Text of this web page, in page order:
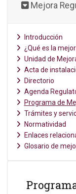
Mejora
Introducción
¿Qué es la
Unidad de
Acta de
Directorio
Agenda
Programa de
Trámites y
Normatividad
Enlaces
Glosario de